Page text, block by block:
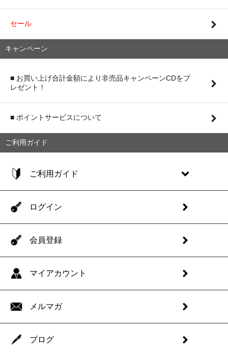
セール
キャンペーン
■ お買い上げ合計金額により非売品キャンペーンCDをプ
レゼント！
■ ポイントサービスについて
ご利用ガイド
ご利用ガイド
ログイン
会員登録
マイアカウント
メルマガ
ブログ